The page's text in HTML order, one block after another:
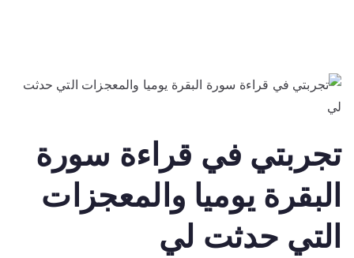
تجربتي في قراءة سورة
البقرة يوميا والمعجزات
التي حدثت لي